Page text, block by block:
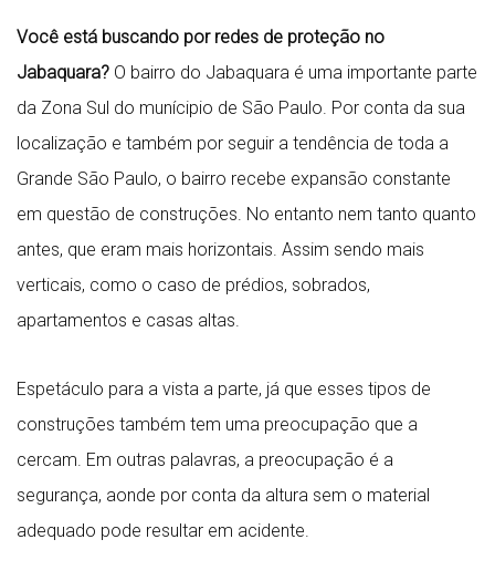
Você está buscando por redes de proteção no
Jabaquara? O bairro do Jabaquara é uma importante parte
da Zona Sul do munícipio de São Paulo. Por conta da sua
localização e também por seguir a tendência de toda a
Grande São Paulo, o bairro recebe expansão constante
em questão de construções. No entanto nem tanto quanto
antes, que eram mais horizontais. Assim sendo mais
verticais, como o caso de prédios, sobrados,
apartamentos e casas altas.
Espetáculo para a vista a parte, já que esses tipos de
construções também tem uma preocupação que a
cercam. Em outras palavras, a preocupação é a
segurança, aonde por conta da altura sem o material
adequado pode resultar em acidente.